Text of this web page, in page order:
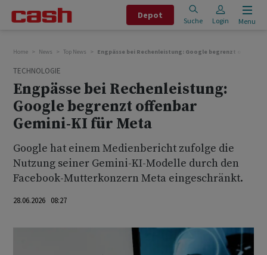
Depot
Suche Login Menu
Home News Top News Engpässe bei Rechenleistung: Google begrenzt offenbar
TECHNOLOGIE
Engpässe bei Rechenleistung:
Google begrenzt offenbar
Gemini-KI für Meta
Google hat einem Medienbericht zufolge die
Nutzung seiner Gemini-KI-Modelle durch den
Facebook-Mutterkonzern Meta eingeschränkt. ‌
28.06.2026 08:27